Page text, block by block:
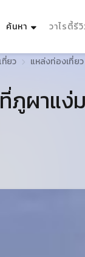
ค้นหา (current)
วาไรตี้รี
ยว แหล่งท่องเที่ยว
ภูผาแ